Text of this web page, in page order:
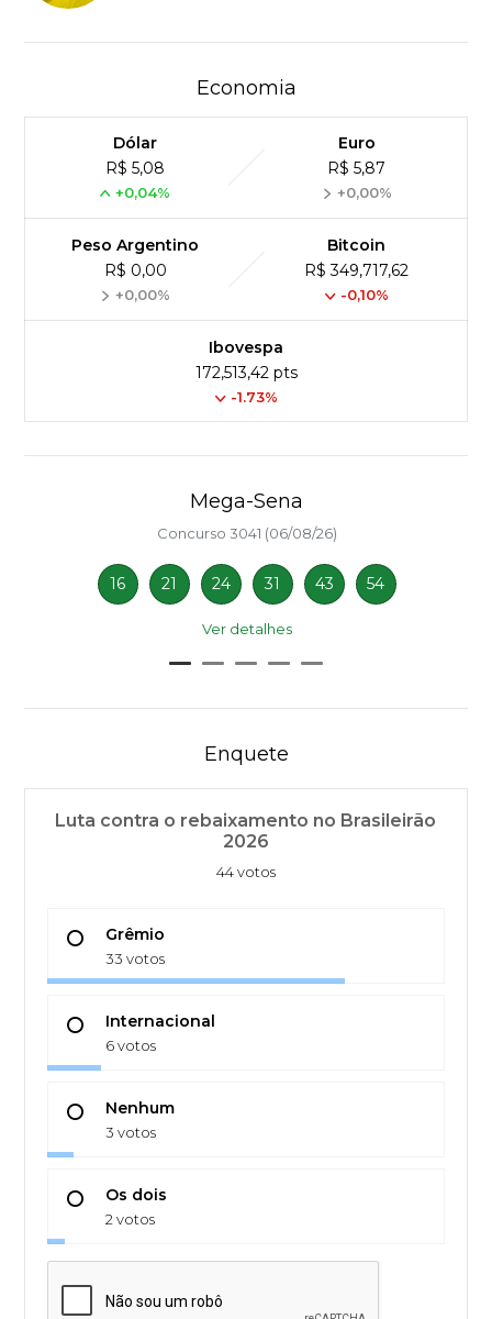
Economia
Dólar
R$ 5,08
+0,04%
Euro
R$ 5,87
+0,00%
Peso Argentino
R$ 0,00
+0,00%
Bitcoin
R$ 349,717,62
-0,10%
Ibovespa
172,513,42 pts
-1.73%
Mega-Sena
Concurso 3041 (06/08/26)
16 21 24 31 43 54
Ver detalhes
Enquete
Luta contra o rebaixamento no Brasileirão
2026
44 votos
Grêmio
33 votos
Internacional
6 votos
Nenhum
3 votos
Os dois
2 votos